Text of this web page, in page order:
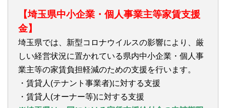
【埼玉県中小企業・個人事業主等家賃支援
金】
埼玉県では、新型コロナウイルスの影響により、厳
しい経営状況に置かれている県内中小企業・個人事
業主等の家賃負担軽減のための支援を行います。
・賃貸人(テナント事業者)に対する支援
・賃貸人(オーナー等)に対する支援